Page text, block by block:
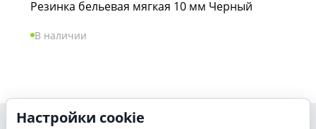
Резинка бельевая мягкая 10 мм Черный
В наличии
Моя учетная запись
Настройки cookie